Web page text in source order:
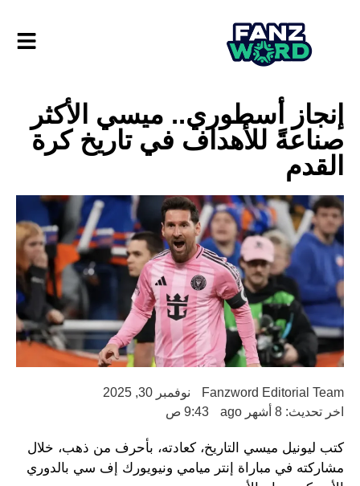
إنجاز أسطوري.. ميسي الأكثر
صناعةً للأهداف في تاريخ كرة
القدم
Fanzword Editorial Team
نوفمبر 30, 2025
اخر تحديث: 8 أشهر ago
9:43 ص
كتب ليونيل ميسي التاريخ، كعادته، بأحرف من ذهب، خلال
مشاركته في مباراة إنتر ميامي ونيويورك إف سي بالدوري